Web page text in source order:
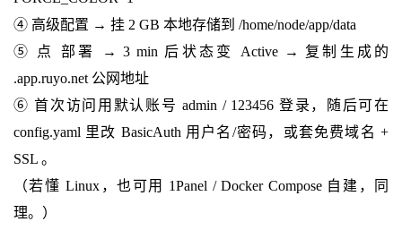
④ 高级配置 → 挂 2 GB 本地存储到 /home/node/app/data
⑤ 点 部署 → 3 min 后状态变 Active → 复制生成的
.app.ruyo.net 公网地址
⑥ 首次访问用默认账号 admin / 123456 登录，随后可在
config.yaml 里改 BasicAuth 用户名/密码，或套免费域名 +
SSL 。
（若懂 Linux，也可用 1Panel / Docker Compose 自建，同
理。）